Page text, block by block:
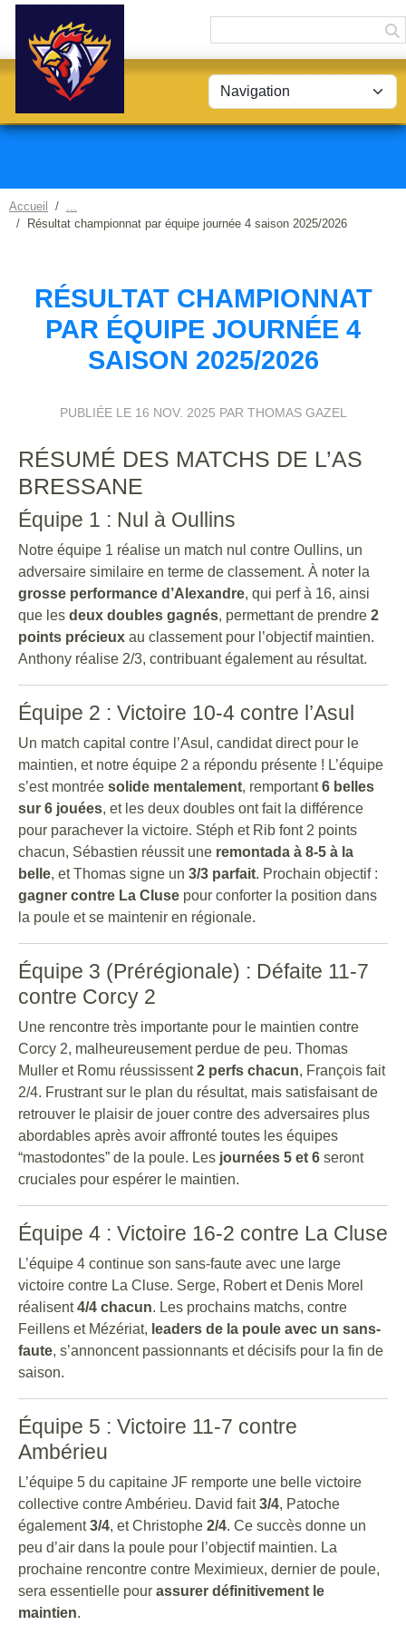
Accueil
Résultat championnat par équipe journée 4 saison 2025/2026
RÉSULTAT CHAMPIONNAT
PAR ÉQUIPE JOURNÉE 4
SAISON 2025/2026
PUBLIÉE LE 16 NOV. 2025 PAR THOMAS GAZEL
RÉSUMÉ DES MATCHS DE L’AS
BRESSANE
Équipe 1 : Nul à Oullins
Notre équipe 1 réalise un match nul contre Oullins, un
adversaire similaire en terme de classement. À noter la
grosse performance d’Alexandre, qui perf à 16, ainsi
que les deux doubles gagnés, permettant de prendre 2
points précieux au classement pour l’objectif maintien.
Anthony réalise 2/3, contribuant également au résultat.
Équipe 2 : Victoire 10-4 contre l’Asul
Un match capital contre l’Asul, candidat direct pour le
maintien, et notre équipe 2 a répondu présente ! L’équipe
s’est montrée solide mentalement, remportant6 belles
sur 6 jouées, et les deux doubles ont fait la différence
pour parachever la victoire. Stéph et Rib font 2 points
chacun, Sébastien réussit une remontada à 8-5 à la
belle, et Thomas signe un 3/3 parfait. Prochain objectif :
gagner contre La Cluse pour conforter la position dans
la poule et se maintenir en régionale.
Équipe 3 (Prérégionale) : Défaite 11-7
contre Corcy 2
Une rencontre très importante pour le maintien contre
Corcy 2, malheureusement perdue de peu. Thomas
Muller et Romu réussissent2 perfs chacun, François fait
2/4. Frustrant sur le plan du résultat, mais satisfaisant de
retrouver le plaisir de jouer contre des adversaires plus
abordables après avoir affronté toutes les équipes
“mastodontes” de la poule. Les journées 5 et 6 seront
cruciales pour espérer le maintien.
Équipe 4 : Victoire 16-2 contre La Cluse
L’équipe 4 continue son sans-faute avec une large
victoire contre La Cluse. Serge, Robert et Denis Morel
réalisent4/4 chacun. Les prochains matchs, contre
Feillens et Mézériat, leaders de la poule avec un sans-
faute, s’annoncent passionnants et décisifs pour la fin de
saison.
Équipe 5 : Victoire 11-7 contre
Ambérieu
L’équipe 5 du capitaine JF remporte une belle victoire
collective contre Ambérieu. David fait3/4, Patoche
également3/4, et Christophe 2/4. Ce succès donne un
peu d’air dans la poule pour l’objectif maintien. La
prochaine rencontre contre Meximieux, dernier de poule,
sera essentielle pour assurer définitivement le
maintien.